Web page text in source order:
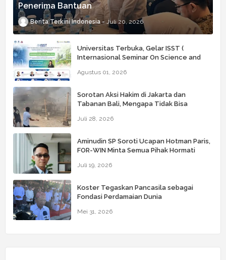
Penerima Bantuan
Berita Terkini Indonesia Juli 20, 2026
Universitas Terbuka, Gelar ISST (
Internasional Seminar On Science and
Agustus 01, 2026
Sorotan Aksi Hakim di Jakarta dan
Tabanan Bali, Mengapa Tidak Bisa
Juli 28, 2026
Aminudin SP Soroti Ucapan Hotman Paris,
FOR-WIN Minta Semua Pihak Hormati
Juli 19, 2026
Koster Tegaskan Pancasila sebagai
Fondasi Perdamaian Dunia
Mei 31, 2026